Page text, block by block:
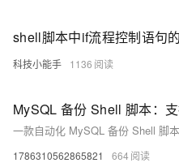
shell脚本中if流程控制语句
科技小能手 1136
1786310562865821 664